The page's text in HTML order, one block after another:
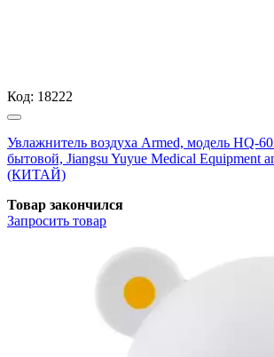
Код: 18222
Увлажнитель воздуха Armed, модель HQ-
бытовой, Jiangsu Yuyue Medical Equipment
(КИТАЙ)
Товар закончился
Запросить товар